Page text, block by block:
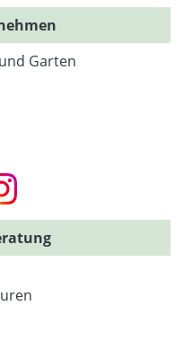
Garten